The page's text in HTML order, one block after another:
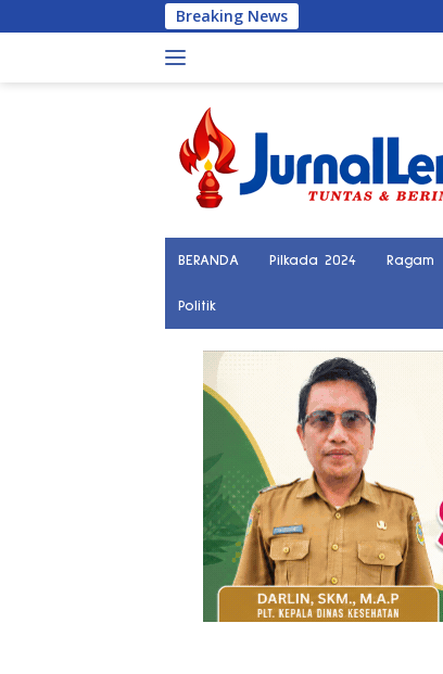
ke
Breaking News Palu Kini
BERANDA Pilkada 2024 Ragam
Politik